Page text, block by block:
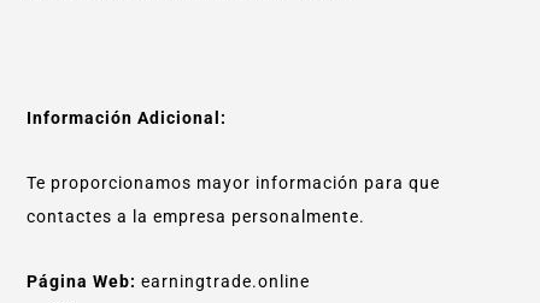
Información Adicional:
Te proporcionamos mayor información para que
contactes a la empresa personalmente.
Página Web: earningtrade.online